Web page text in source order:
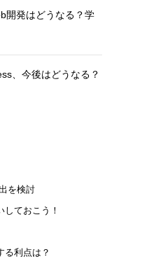
開発はどうなる？学
、今後はどうなる？
を検討
しておこう！
る利点は？